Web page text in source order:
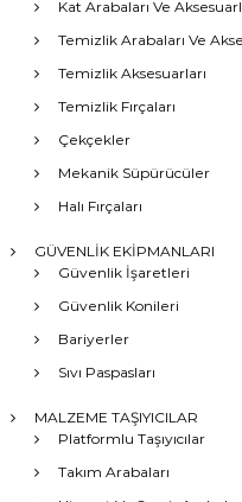
Kat Arabaları Ve
Temizlik Arabaları Ve
Temizlik Aksesuarları
Temizlik Fırçaları
Çekçekler
Mekanik Süpürücüler
Halı Fırçaları
GÜVENLİK EKİPMANLARI
Güvenlik İşaretleri
Güvenlik Konileri
Bariyerler
Sıvı Paspasları
MALZEME TAŞIYICILAR
Platformlu Taşıyıcılar
Takım Arabaları